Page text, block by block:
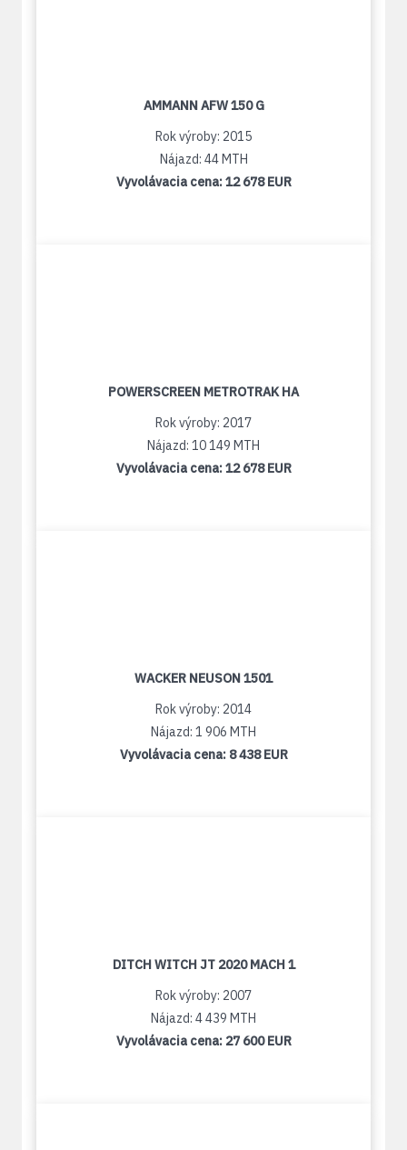
AMMANN AFW 150 G
Rok výroby: 2015
Nájazd: 44 MTH
Vyvolávacia cena:12 678 EUR
POWERSCREEN METROTRAK HA
Rok výroby: 2017
Nájazd: 10 149 MTH
Vyvolávacia cena:12 678 EUR
WACKER NEUSON 1501
Rok výroby: 2014
Nájazd: 1 906 MTH
Vyvolávacia cena: 8 438 EUR
DITCH WITCH JT 2020 MACH 1
Rok výroby: 2007
Nájazd: 4 439 MTH
Vyvolávacia cena: 27 600 EUR